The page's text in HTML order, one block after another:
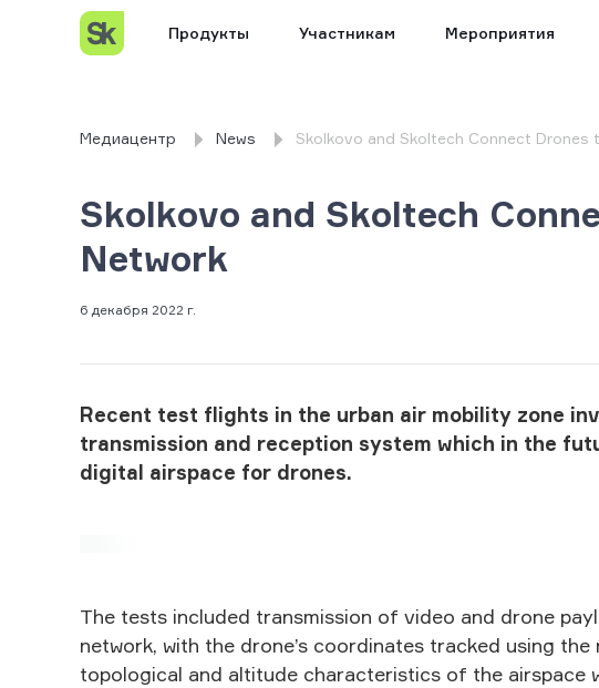
Продукты Участникам Мероприятия
Медиацентр News Skolkovo and Skoltech Connect Drones
Skolkovo and Skoltech
Network
6 декабря 2022 г.
Recent test flights in the urban air mobility zone
transmission and reception system which in the
digital airspace for drones.
The tests included transmission of video and drone
network, with the drone’s coordinates tracked using
topological and altitude characteristics of the airspace